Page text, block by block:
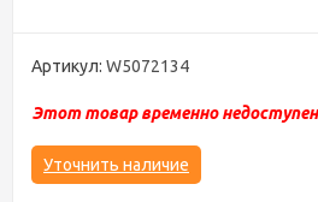
Артикул: W5072134
Этот товар временно недоступен
Уточнить наличие